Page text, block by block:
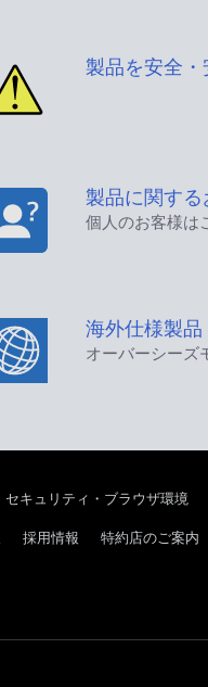
製品を安全
製品に関す
個人のお客様は
海外仕様製品
オーバーシーズ
セキュリティ・ブラウザ環境
採用情報 特約店のご案内